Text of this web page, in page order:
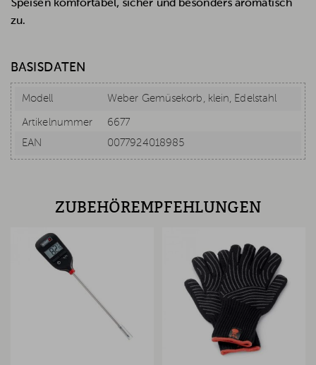
Speisen komfortabel, sicher und besonders aromatisch
zu.
BASISDATEN
Modell Weber Gemüsekorb, klein, Edelstahl
Artikelnummer
6677
EAN
0077924018985
ZUBEHÖREMPFEHLUNGEN